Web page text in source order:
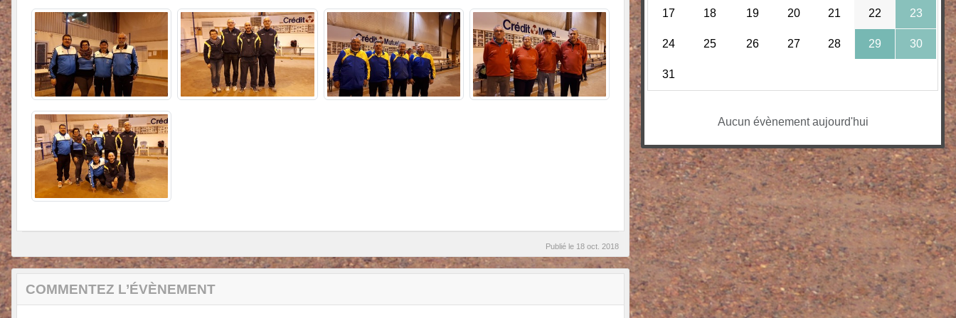
Publié le 18 oct. 2018
COMMENTEZ L’ÉVÈNEMENT
17 18 19 20 21 22 23
24 25 26 27 28 29 30
31
Aucun évènement aujourd'hui